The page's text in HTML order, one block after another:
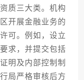
质三大类。机构
开展金融业务的
可。例如，设立
求，并提交包括
明及内部控制制
局严格审核后方